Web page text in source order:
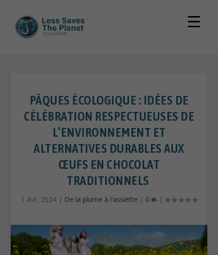
PÂQUES ÉCOLOGIQUE : IDÉES DE
CÉLÉBRATION RESPECTUEUSES DE
L’ENVIRONNEMENT ET
ALTERNATIVES DURABLES AUX
ŒUFS EN CHOCOLAT
TRADITIONNELS
1 Avr, 2024 | De la plume à l'assiette | 0 |